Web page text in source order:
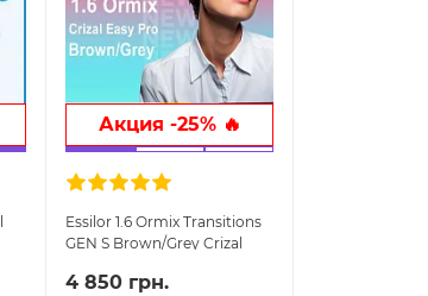
Акция -25% 🔥
Essilor 1.6 Ormix Transitions
GEN S Brown/Grey Crizal
4 850 грн.